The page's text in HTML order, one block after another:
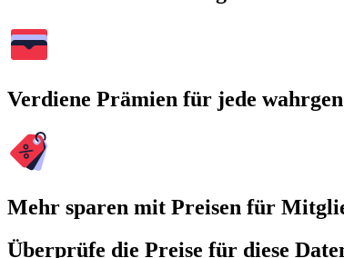
Verdiene Prämien für jede
Mehr sparen mit Preisen für
Überprüfe die Preise für diese